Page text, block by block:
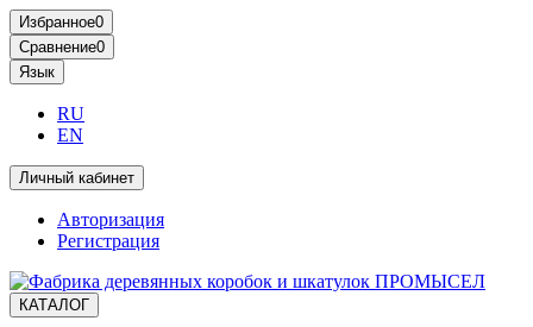
Избранное0
Сравнение0
Язык
RU
EN
Личный кабинет
Авторизация
Регистрация
КАТАЛОГ